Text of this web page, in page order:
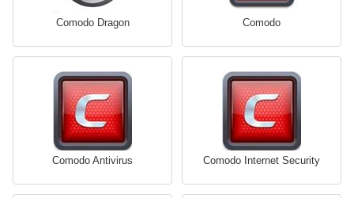
Comodo Dragon Comodo
Comodo Antivirus Comodo Internet Security